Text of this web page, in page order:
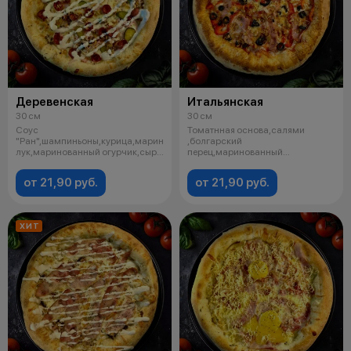
Деревенская
30 см
Соус
"Ран",шампиньоны,курица,маринованный
лук,маринованный огурчик,сыр
от 21,90 руб.
Итальянская
30 см
Томатнная основа,салями
,болгарский
перец,маринованный
моцарелла,маслины, лу
от 21,90 руб.
ХИТ